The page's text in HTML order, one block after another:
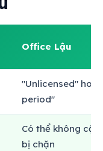
Office Lậu
"Unlicensed"
period"
Có thể không
bị chặn